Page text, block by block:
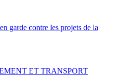
garde contre les projets de la
ET TRANSPORT